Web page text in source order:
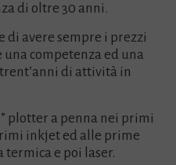
di oltre 30 anni.
di avere sempre i prezzi
competenza ed una
di attività in
plotter a penna nei primi
inkjet ed alle prime
termica e poi laser.